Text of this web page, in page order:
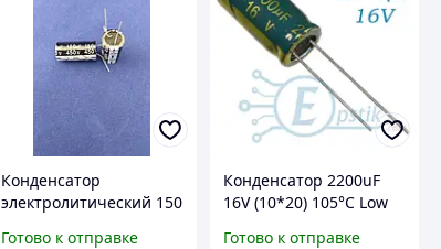
Конденсатор
электролитический 150
Готово к отправке
Конденсатор 2200uF
16V (10*20) 105°C Low
Готово к отправке